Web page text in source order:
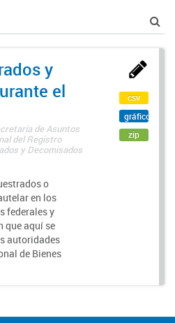
y
el
de Asuntos
del Registro
y Decomisados
o
en los
federales y
que aquí se
autoridades
de Bienes
csv
gráfico
zip